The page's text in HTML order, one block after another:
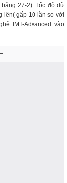
27-2): Tốc độ dữ
lên( gấp 10 lần so với
IMT-Advanced vào